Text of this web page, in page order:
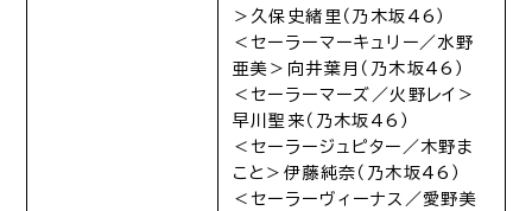
＞久保史緒里（乃木坂46）
＜セーラーマーキュリー／水野
亜美＞向井葉月（乃木坂46）
＜セーラーマーズ／火野レイ＞
早川聖来（乃木坂46）
＜セーラージュピター／木野ま
こと＞伊藤純奈（乃木坂46）
＜セーラーヴィーナス／愛野美